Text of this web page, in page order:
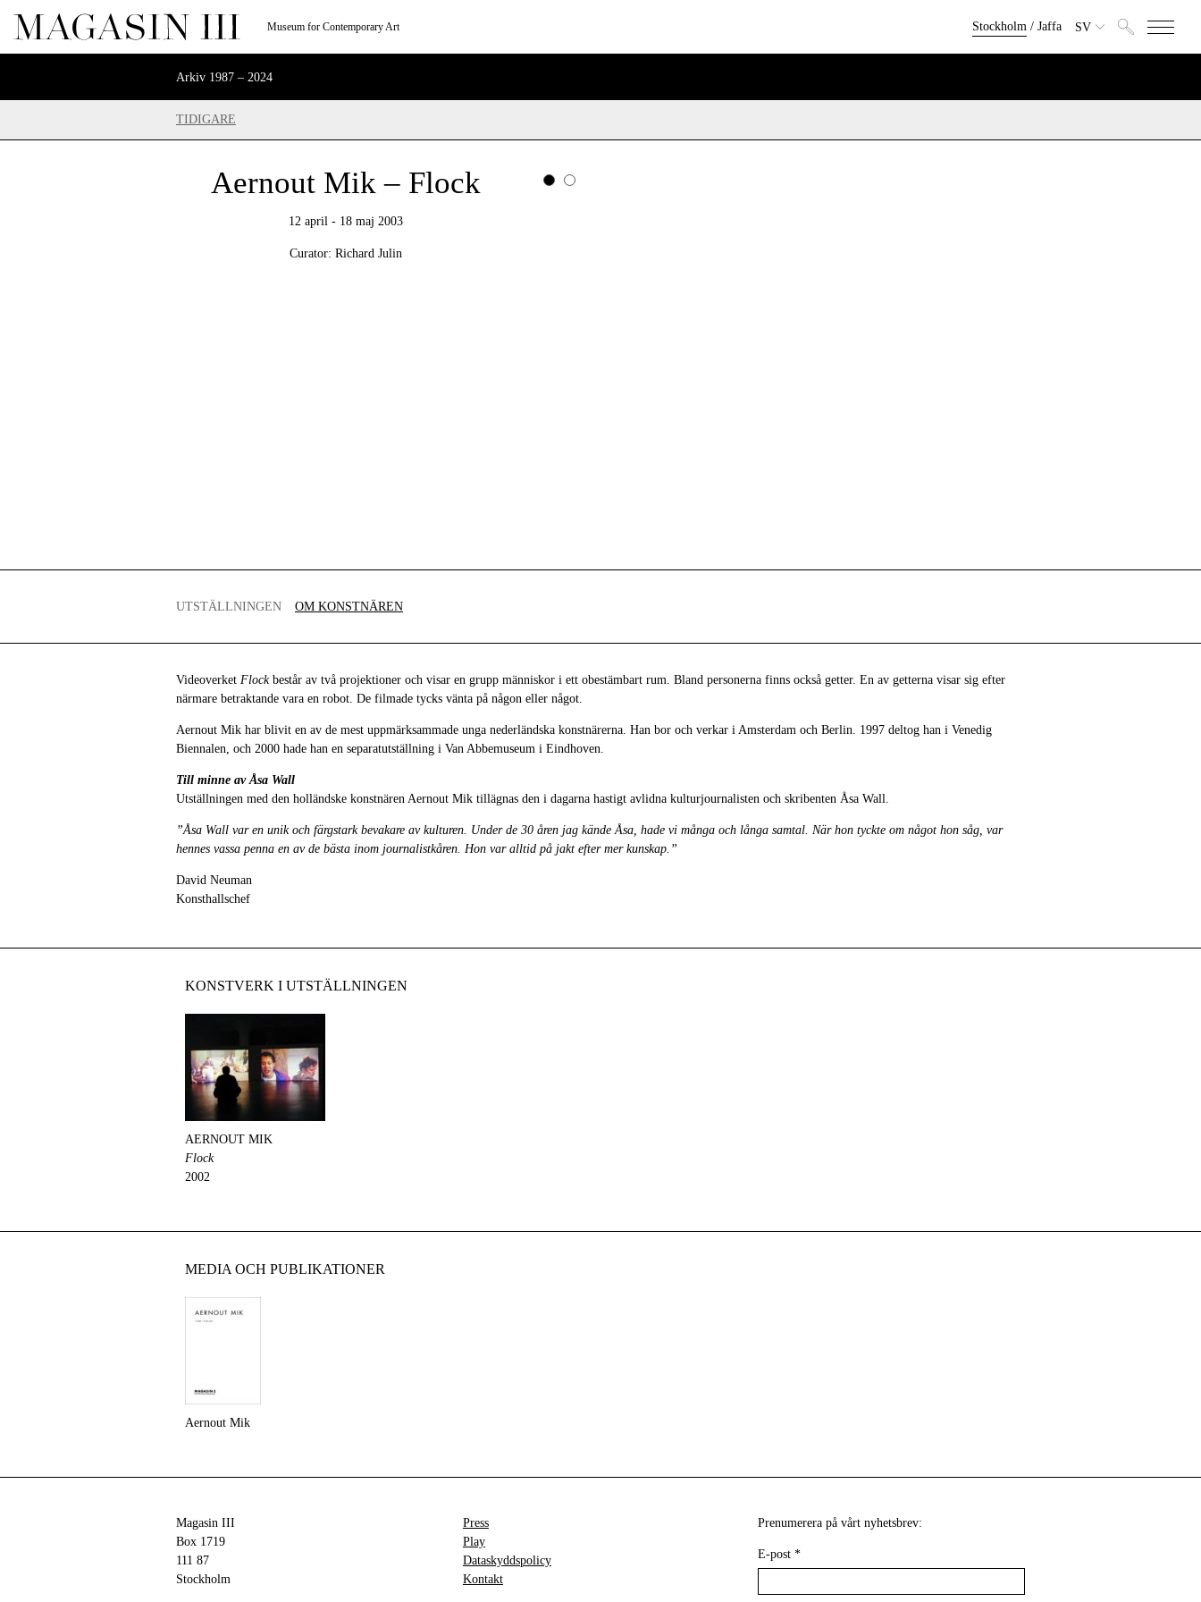
Museum for Contemporary Art Stockholm/ Jaffa SV
Arkiv 1987 – 2024
TIDIGARE
Aernout Mik – Flock
12 april - 18 maj 2003
Curator: Richard Julin
UTSTÄLLNINGEN OM KONSTNÄREN
Videoverket Flockbestår av två projektioner och visar en grupp människor i ett obestämbart rum. Bland personerna finns också getter. En av getterna visar sig efter
närmare betraktande vara en robot. De filmade tycks vänta på någon eller något.
Aernout Mik har blivit en av de mest uppmärksammade unga nederländska konstnärerna. Han bor och verkar i Amsterdam och Berlin. 1997 deltog han i Venedig
Biennalen, och 2000 hade han en separatutställning i Van Abbemuseum i Eindhoven.
Till minne av Åsa Wall
Utställningen med den holländske konstnären Aernout Mik tillägnas den i dagarna hastigt avlidna kulturjournalisten och skribenten Åsa Wall.
”Åsa Wall var en unik och färgstark bevakare av kulturen. Under de 30 åren jag kände Åsa, hade vi många och långa samtal. När hon tyckte om något hon såg, var
hennes vassa penna en av de bästa inom journalistkåren. Hon var alltid på jakt efter mer kunskap.”
David Neuman
Konsthallschef
KONSTVERK I UTSTÄLLNINGEN
AERNOUT MIK
Flock
2002
MEDIA OCH PUBLIKATIONER
Aernout Mik
Magasin III
Box 1719
111 87
Stockholm
Press
Play
Dataskyddspolicy
Kontakt
Prenumerera på vårt nyhetsbrev:
E-post *